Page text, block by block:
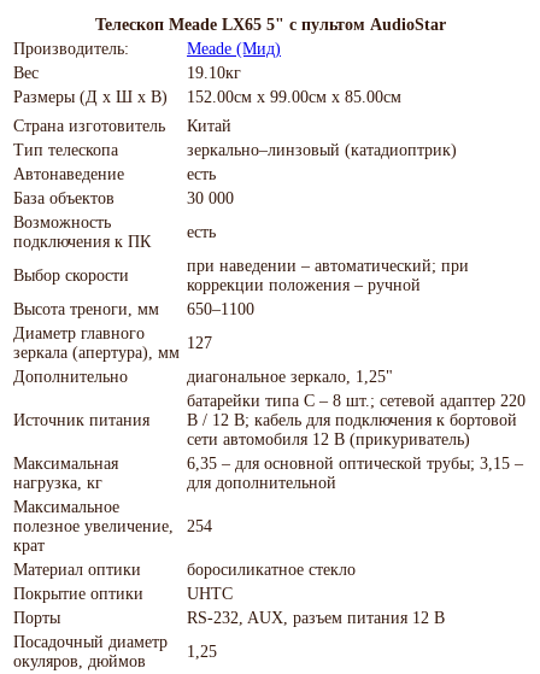
Телескоп Meade LX65 5" с пультом AudioStar
Производитель:
Meade (Мид)
Вес
19.10кг
Размеры (Д х Ш х В)
152.00см x 99.00см x 85.00см
Страна изготовитель
Китай
Тип телескопа
зеркально–линзовый (катадиоптрик)
Автонаведение
есть
База объектов
30 000
Возможность
подключения к ПК
есть
Выбор скорости
при наведении – автоматический; при
коррекции положения – ручной
Высота треноги, мм
650–1100
Диаметр главного
зеркала (апертура), мм
127
Дополнительно
диагональное зеркало, 1,25"
Источник питания
батарейки типа С – 8 шт.; сетевой адаптер 220
В / 12 В; кабель для подключения к бортовой
сети автомобиля 12 В (прикуриватель)
Максимальная
нагрузка, кг
6,35 – для основной оптической трубы; 3,15 –
для дополнительной
Максимальное
полезное увеличение,
крат
254
Материал оптики
боросиликатное стекло
Покрытие оптики
UHTC
Порты
RS-232, AUX, разъем питания 12 В
Посадочный диаметр
окуляров, дюймов
1,25